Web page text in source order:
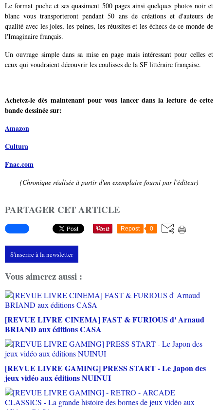
Le format poche et ses quasiment 500 pages ainsi quelques photos noir et
blanc vous transporteront pendant 50 ans de créations et d'auteurs de
qualité avec les joies, les peines, les réussites et les échecs de ce monde de
l'Imaginaire français.
Un ouvrage simple dans sa mise en page mais intéressant pour celles et
ceux qui voudraient découvrir les coulisses de la SF littéraire française.
Achetez-le dès maintenant pour vous lancer dans la lecture de cette
bande dessinée sur:
Amazon
Cultura
Fnac.com
(Chronique réalisée à partir d'un exemplaire fourni par l'éditeur)
PARTAGER CET ARTICLE
Repost 0
S'inscrire à la newsletter
Vous aimerez aussi :
[REVUE LIVRE CINEMA] FAST & FURIOUS d' Arnaud
BRIAND aux éditions CASA
[REVUE LIVRE GAMING] PRESS START - Le Japon des
jeux vidéo aux éditions NUINUI